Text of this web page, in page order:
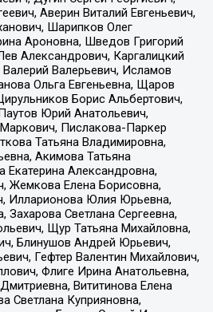
Аверин Виталий Евгеньевич,
Шарипков Олег
Ароновна, Шведов Григорий
Александрович, Каргалицкий
Валерьевич, Исламов
Ольга Евгеньевна, Щаров
Борис Альбертович,
Юрий Анатольевич,
Пислакова-Паркер
Татьяна Владимировна,
Акимова Татьяна
Екатерина Александровна,
Жемкова Елена Борисовна,
Илларионова Юлия Юрьевна,
Захарова Светлана Сергеевна,
Щур Татьяна Михайловна,
Блинушов Андрей Юрьевич,
Гефтер Валентин Михайлович,
Флиге Ирина Анатольевна,
Вититинова Елена
Светлана Куприяновна,